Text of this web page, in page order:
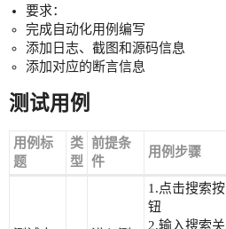
要求：
完成自动化用例编写
添加日志、截图和源码信息
添加对应的断言信息
测试用例
用例标
题
类
型
前提条
件
用例步骤
1.点击搜索按
钮
2.输入搜索关